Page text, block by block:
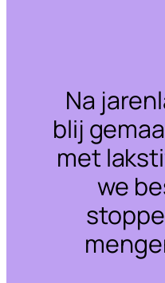
Na
blij
met
we